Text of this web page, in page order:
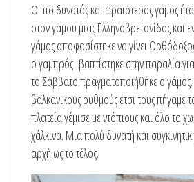
Ο πιο δυνατός και ωραιότερος γάμος
στον γάμου μιας Ελληνοβρετανίδας και
γάμος αποφασίστηκε να γίνει
ο γαμπρός βαπτίστηκε στην παραλία
το Σάββατο πραγματοποιήθηκε ο γάμος.
βαλκανικούς ρυθμούς έτσι τους πήγαμε
πλατεία γέμισε με ντόπιους και όλο το
χάλκινα. Μια πολύ δυνατή και
αρχή ως το τέλος.